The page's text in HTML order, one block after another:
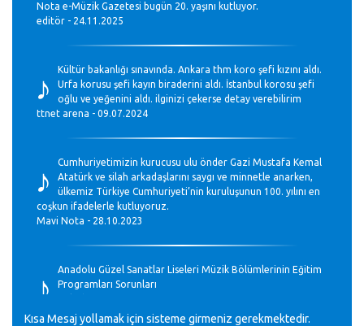
Nota e-Müzik Gazetesi bugün 20. yaşını kutluyor.
editör - 24.11.2025
♪
Kültür bakanlığı sınavında. Ankara thm koro şefi kızını aldı.
Urfa korusu şefi kayın biraderini aldı. İstanbul korosu şefi
oğlu ve yeğenini aldı. ilginizi çekerse detay verebilirim
ttnet arena - 09.07.2024
♪
Cumhuriyetimizin kurucusu ulu önder Gazi Mustafa Kemal
Atatürk ve silah arkadaşlarını saygı ve minnetle anarken,
ülkemiz Türkiye Cumhuriyeti’nin kuruluşunun 100. yılını en
coşkun ifadelerle kutluyoruz.
Mavi Nota - 28.10.2023
♪
Anadolu Güzel Sanatlar Liseleri Müzik Bölümlerinin Eğitim
Programları Sorunları
Kısa Mesaj yollamak için sisteme girmeniz gerekmektedir.